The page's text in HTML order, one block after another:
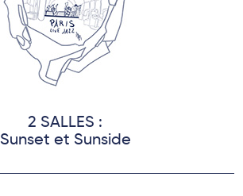
2 SALLES :
Sunset et Sunside